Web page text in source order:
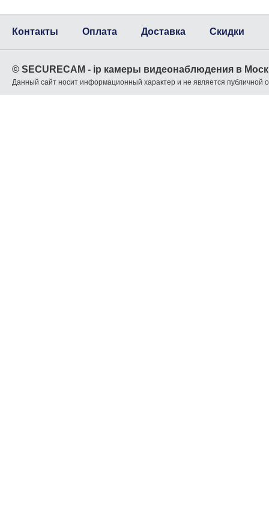
Контакты Оплата Доставка Скидки
© SECURECAM - ip камеры видеонаблюдения в
Данный сайт носит информационный характер и не является публичной